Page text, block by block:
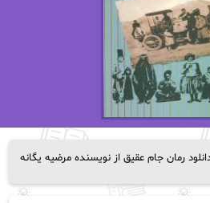
رمان جام عقیق از نویسنده مرضیه یگانه